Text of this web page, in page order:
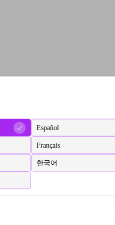
Español
Français
한국어